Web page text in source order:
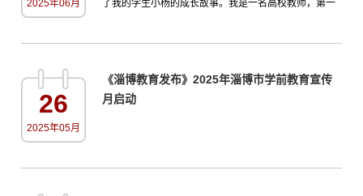
2025年06月
了我的学生小杨的成长故事。我是一名高校教师，第一
大大的编织袋，穿着不合身的旧衣，拖着疲惫的身躯来
火车，不舍得买卧铺票，下了火车又一路奔波，只为赶
上开学报到的时间。看到他又疲惫又紧张的样子，我赶
26
2025年05月
《淄博教育发布》2025年淄博市学前教育宣传
月启动